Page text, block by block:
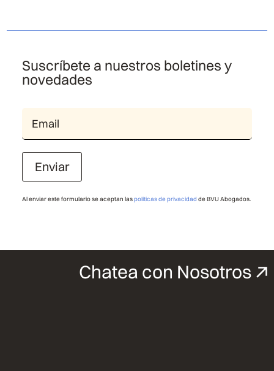
Suscríbete a nuestros boletines y
novedades
Enviar
Al enviar este formulario se aceptan laspolíticas de privacidad de BVU Abogados.
Chatea con Nosotros